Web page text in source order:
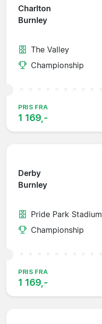
Charlton
Burnley
The Valley
Championship
PRIS FRA
1 169,-
Derby
Burnley
Pride Park Stadium
Championship
PRIS FRA
1 169,-